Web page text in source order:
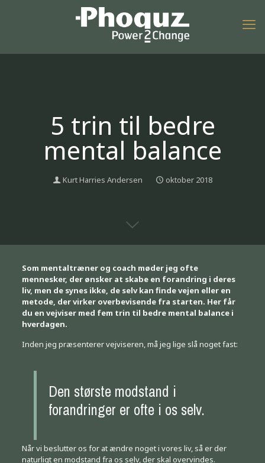
5 trin til bedre
mental balance
Kurt Harries Andersen oktober 2018
Som mentaltræner og coach møder jeg ofte
mennesker, der ønsker at skabe en forandring i deres
liv, men de synes ikke, de selv kan finde vejen eller en
metode, der virker overbevisende fra starten. Her får
du en vejviser med fem trin til bedre mental balance i
hverdagen.
Inden jeg præsenterer vejviseren, må jeg lige slå noget fast:
Den største modstand i
forandringer er ofte i os selv.
Når vi beslutter os for at ændre noget i vores liv, så er der
naturligt en modstand fra os selv, der skal overvindes.